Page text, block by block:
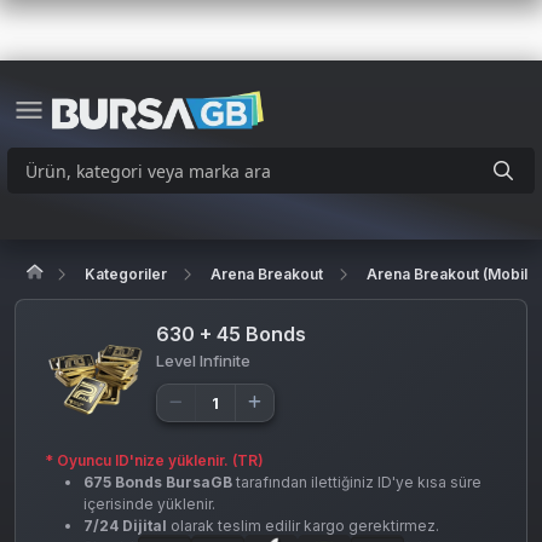
Kategoriler Arena Breakout Arena Breakout
630 + 45 Bonds
Level Infinite
* Oyuncu ID'nize yüklenir. (TR)
675 Bonds BursaGB tarafından ilettiğiniz ID'ye kısa süre
içerisinde yüklenir.
7/24 Dijital olarak teslim edilir kargo gerektirmez.